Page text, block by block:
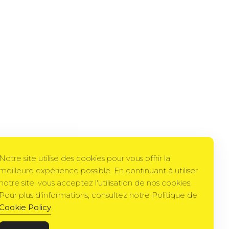
Notre site utilise des cookies pour vous offrir la
meilleure expérience possible. En continuant à utiliser
notre site, vous acceptez l'utilisation de nos cookies.
Pour plus d'informations, consultez notre Politique de
Cookie Policy.